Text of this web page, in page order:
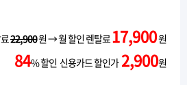
22,900원 → 월 할인 렌탈료17,900원
84% 할인 신용카드 할인가 2,900원